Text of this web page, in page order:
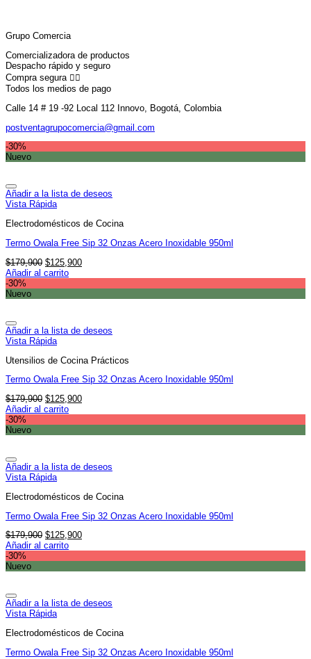
Grupo Comercia
Comercializadora de productos
Despacho rápido y seguro
Compra segura 👇🏼
Todos los medios de pago
Calle 14 # 19 -92 Local 112 Innovo, Bogotá, Colombia
postventagrupocomercia@gmail.com
-30%
Nuevo
Añadir a la lista de deseos
Vista Rápida
Electrodomésticos de Cocina
Termo Owala Free Sip 32 Onzas Acero Inoxidable 950ml
$179,900 El
precio
$125,900El
Añadir al carrito
-30%
Nuevo
Añadir a la lista de deseos
Vista Rápida
Utensilios de Cocina Prácticos
Termo Owala Free Sip 32 Onzas Acero Inoxidable 950ml
$179,900 El
precio
$125,900El
Añadir al carrito
-30%
Nuevo
Añadir a la lista de deseos
Vista Rápida
Electrodomésticos de Cocina
Termo Owala Free Sip 32 Onzas Acero Inoxidable 950ml
$179,900 El
precio
$125,900El
Añadir al carrito
-30%
Nuevo
Añadir a la lista de deseos
Vista Rápida
Electrodomésticos de Cocina
Termo Owala Free Sip 32 Onzas Acero Inoxidable 950ml